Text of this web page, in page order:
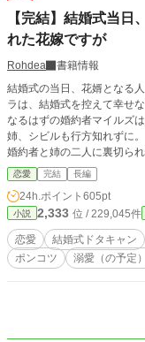
【完結】結婚式当日
れた花嫁ですが
Rohdea
書籍情報
結婚式の当日、花婿となる人は式に
ラは、結婚式を控えて幸せ
なるはずの婚約者マイルズ
姉、シビルも行方知れずに。
婚約者と姉の二人に裏切ら
ルの婚約者で、冷酷だの薄情
に消えた姉の代わりとして
てしまう。 そして一方、駆け落ちしたというマイルズとシビル。 二人の思惑は
───……
恋愛 完結 長編
24h.ポイント 605pt
小説 2,333 位 / 229,045件
恋愛 結婚式ドタキャン
ポンコツ
溺愛（の予定）